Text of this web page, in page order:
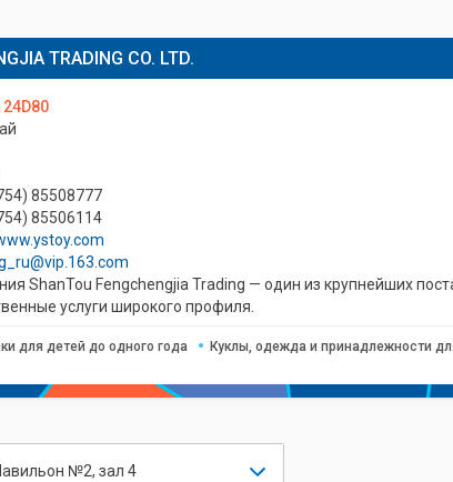
TRADING CO. LTD.
24D80
85508777
85506114
ShanTou Fengchengjia Trading — один из крупнейших
услуги широкого профиля.
для детей до одного года Куклы, одежда и принадлежности
№2, зал 4